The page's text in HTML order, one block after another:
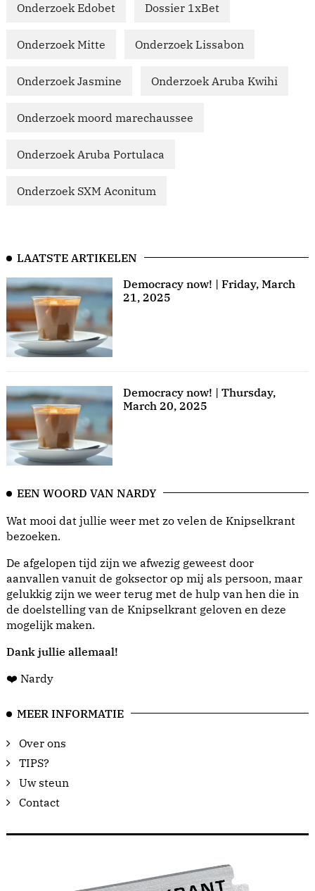
Onderzoek Edobet Dossier 1xBet
Onderzoek Mitte Onderzoek Lissabon
Onderzoek Jasmine Onderzoek Aruba Kwihi
Onderzoek moord marechaussee
Onderzoek Aruba Portulaca
Onderzoek SXM Aconitum
LAATSTE ARTIKELEN
Democracy now! | Friday, March
21, 2025
Democracy now! | Thursday,
March 20, 2025
EEN WOORD VAN NARDY
Wat mooi dat jullie weer met zo velen de Knipselkrant
bezoeken.
De afgelopen tijd zijn we afwezig geweest door
aanvallen vanuit de goksector op mij als persoon, maar
gelukkig zijn we weer terug met de hulp van hen die in
de doelstelling van de Knipselkrant geloven en deze
mogelijk maken.
Dank jullie allemaal!
❤️ Nardy
MEER INFORMATIE
Over ons
TIPS?
Uw steun
Contact